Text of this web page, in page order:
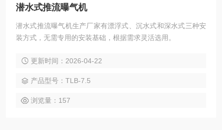
潜水式推流曝气机
潜水式推流曝气机生产厂家有漂浮式、沉水式和深水式三种安
装方式，无需专用的安装基础，根据需求灵活选用。
更新时间：2026-04-22
产品型号：TLB-7.5
浏览量：157